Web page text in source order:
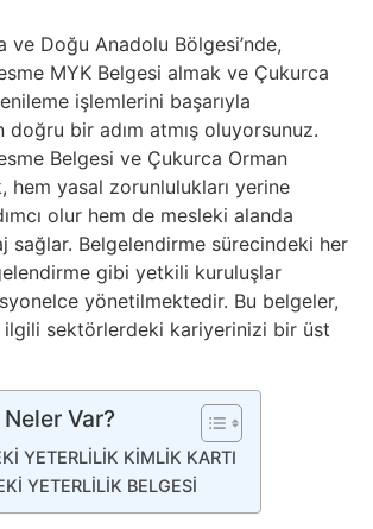
ve Doğu Anadolu Bölgesi’nde,
MYK Belgesi almak ve Çukurca
işlemlerini başarıyla
bir adım atmış oluyorsunuz.
Belgesi ve Çukurca Orman
hem yasal zorunlulukları yerine
olur hem de mesleki alanda
sağlar. Belgelendirme sürecindeki her
gibi yetkili kuruluşlar
yönetilmektedir. Bu belgeler,
sektörlerdeki kariyerinizi bir üst
Var?
YETERLİLİK KİMLİK KARTI
YETERLİLİK BELGESİ